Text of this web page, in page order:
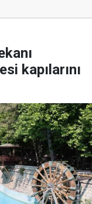
kapılarını